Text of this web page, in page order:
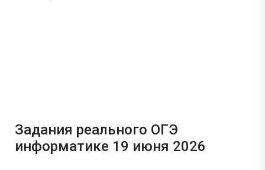
Задания реального ОГЭ
информатике 19 июня 2026